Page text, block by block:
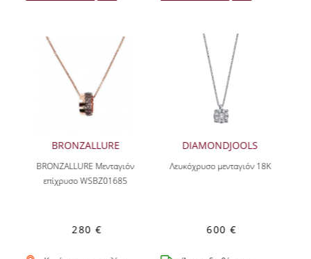
BRONZALLURE
BRONZALLURE Μενταγιόν
επίχρυσο WSBZ01685
280 €
DIAMONDJOOLS
Λευκόχρυσο μενταγιόν 18Κ
600 €